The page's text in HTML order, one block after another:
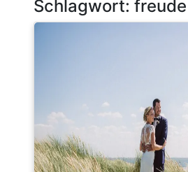
Schlagwort: freude